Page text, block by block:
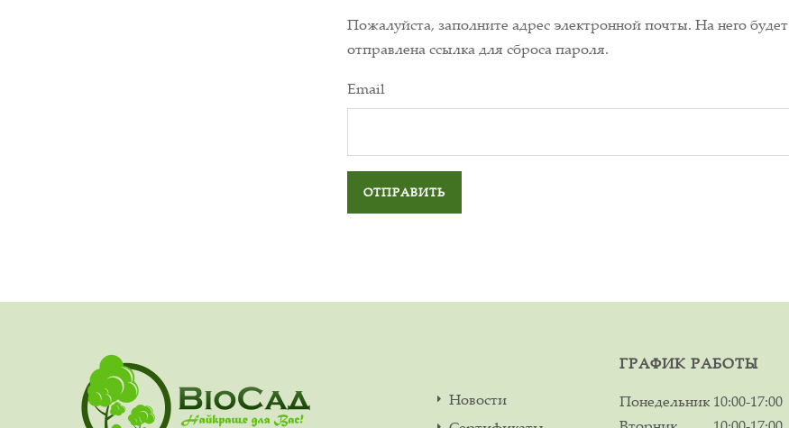
Пожалуйста, заполните адрес электронной почты. На него будет
отправлена ссылка для сброса пароля.
Email
Новости
ГРАФИК РАБОТЫ
Понедельник 10:00-17:00